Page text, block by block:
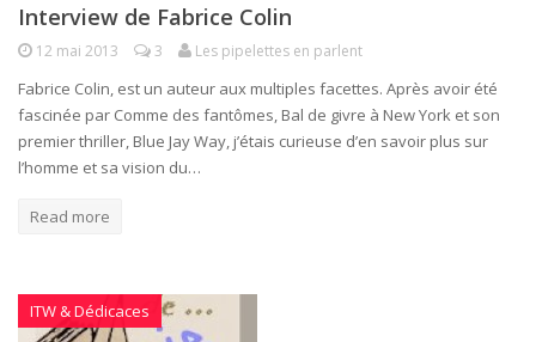
Interview de Fabrice Colin
12 mai 2013 3 Les pipelettes en parlent
Fabrice Colin, est un auteur aux multiples facettes. Après avoir été
fascinée par Comme des fantômes, Bal de givre à New York et son
premier thriller, Blue Jay Way, j’étais curieuse d’en savoir plus sur
l’homme et sa vision du…
Read more
ITW & Dédicaces